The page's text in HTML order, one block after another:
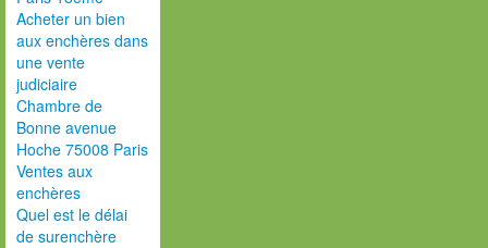
Acheter un bien
aux enchères dans
une vente
judiciaire
Chambre de
Bonne avenue
Hoche 75008 Paris
Ventes aux
enchères
Quel est le délai
de surenchère